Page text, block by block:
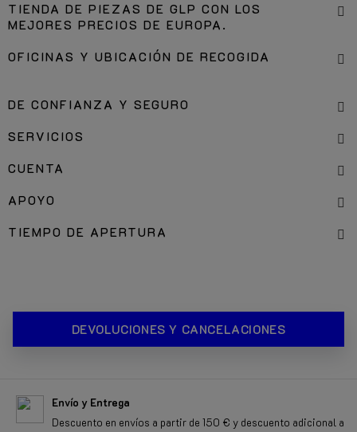
TIENDA DE PIEZAS DE GLP CON LOS
MEJORES PRECIOS DE EUROPA.
OFICINAS Y UBICACIÓN DE RECOGIDA
DE CONFIANZA Y SEGURO
SERVICIOS
CUENTA
APOYO
TIEMPO DE APERTURA
DEVOLUCIONES Y CANCELACIONES
Envío y Entrega
Descuento en envíos a partir de 150 € y descuento adicional a